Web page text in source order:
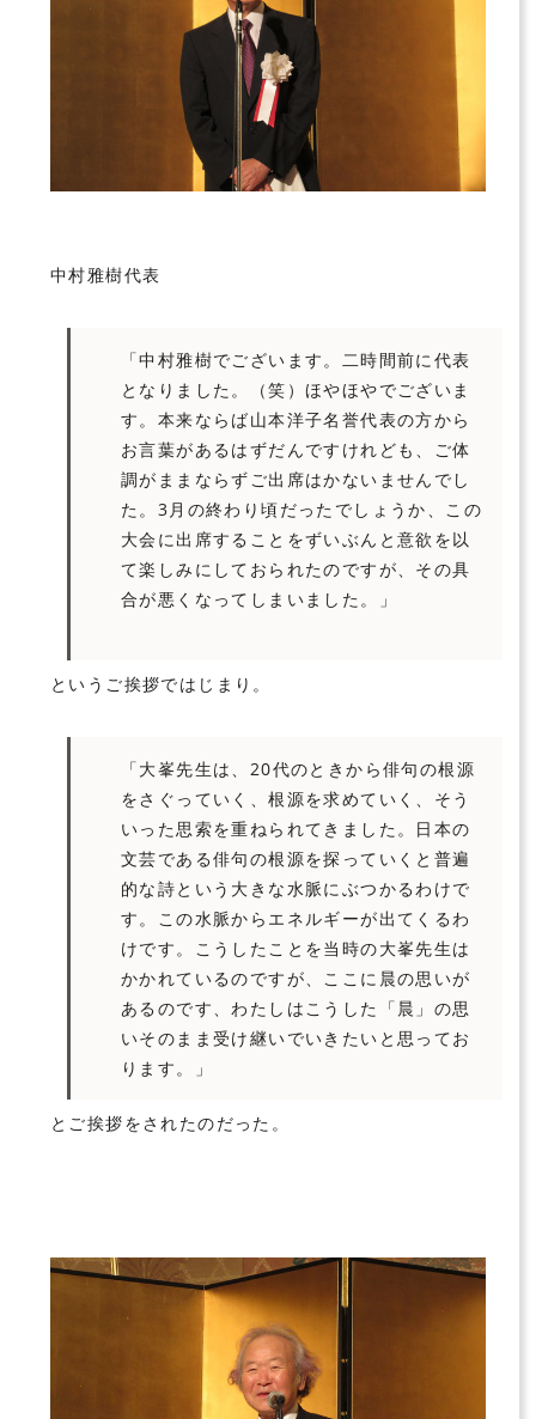
中村雅樹代表
「中村雅樹でございます。二時間前に代表
となりました。（笑）ほやほやでございま
す。本来ならば山本洋子名誉代表の方から
お言葉があるはずだんですけれども、ご体
調がままならずご出席はかないませんでし
た。3月の終わり頃だったでしょうか、この
大会に出席することをずいぶんと意欲を以
て楽しみにしておられたのですが、その具
合が悪くなってしまいました。」
というご挨拶ではじまり。
「大峯先生は、20代のときから俳句の根源
をさぐっていく、根源を求めていく、そう
いった思索を重ねられてきました。日本の
文芸である俳句の根源を探っていくと普遍
的な詩という大きな水脈にぶつかるわけで
す。この水脈からエネルギーが出てくるわ
けです。こうしたことを当時の大峯先生は
かかれているのですが、ここに晨の思いが
あるのです、わたしはこうした「晨」の思
いそのまま受け継いでいきたいと思ってお
ります。」
とご挨拶をされたのだった。